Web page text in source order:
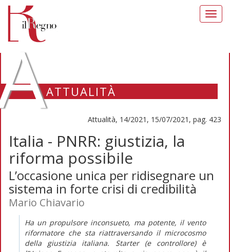
ATTUALITÀ
Attualità, 14/2021, 15/07/2021, pag. 423
Italia - PNRR: giustizia, la
riforma possibile
L’occasione unica per ridisegnare un
sistema in forte crisi di credibilità
Mario Chiavario
Ha un propulsore inconsueto, ma potente, il vento
riformatore che sta riattraversando il microcosmo
della giustizia italiana. Starter(e controllore) è